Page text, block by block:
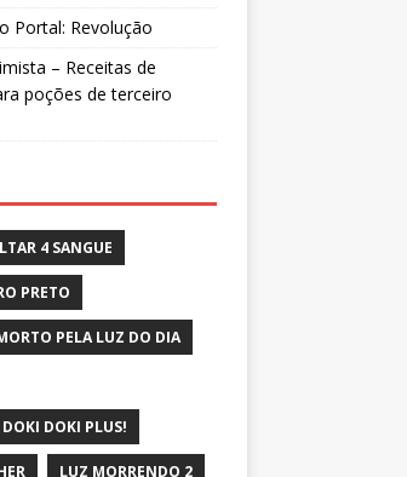
Portal: Revolução
– Receitas de
poções de terceiro
4 SANGUE
PRETO
PELA LUZ DO DIA
DOKI PLUS!
LUZ MORRENDO 2